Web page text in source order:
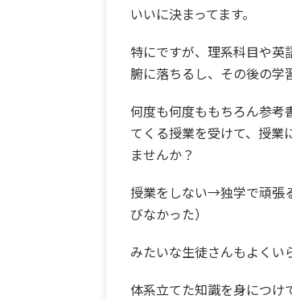
いいに決まってます。
特にですが、理系科目や英
腑に落ちるし、その後の学
何度も何度ももちろん参考
てくる授業を受けて、授業
ませんか？
授業をしない→独学で頑張
びなかった）
みたいな生徒さんもよくい
体系立てた知識を身につけ